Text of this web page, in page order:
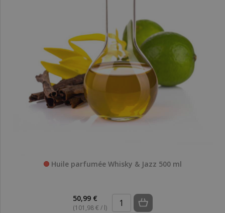
Huile parfumée Whisky & Jazz 500 ml
50,99 €
(101,98 € / l)